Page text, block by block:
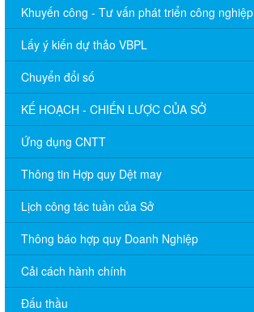
Khuyến công - Tư vấn phát triển công nghiệp
Lấy ý kiến dự thảo VBPL
Chuyển đổi số
KẾ HOẠCH - CHIẾN LƯỢC CỦA SỞ
Ứng dụng CNTT
Thông tin Hợp quy Dệt may
Lịch công tác tuần của Sở
Thông báo hợp quy Doanh Nghiệp
Cải cách hành chính
Đấu thầu